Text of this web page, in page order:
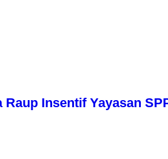
Insentif Yayasan